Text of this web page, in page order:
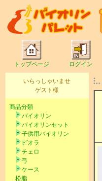
トップページ ログイン
いらっしゃいませ
ゲスト様
商品分類
バイオリン
バイオリンセット
子供用バイオリン
ビオラ
チェロ
弓
ケース
松脂